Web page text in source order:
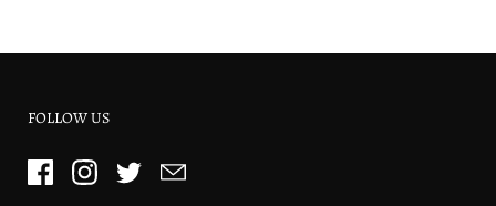
FOLLOW US